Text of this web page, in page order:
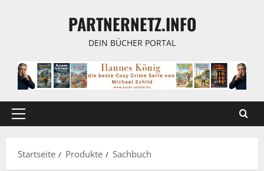
PARTNERNETZ.INFO
DEIN BÜCHER PORTAL
Primäres
Startseite
Produkte Sachbuch